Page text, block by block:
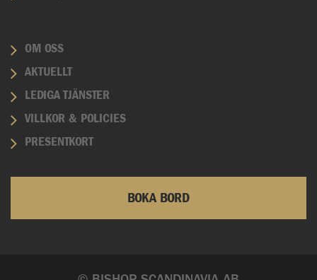
OM OSS
AKTUELLT
LEDIGA TJÄNSTER
VILLKOR & POLICIES
PRESENTKORT
BOKA BORD